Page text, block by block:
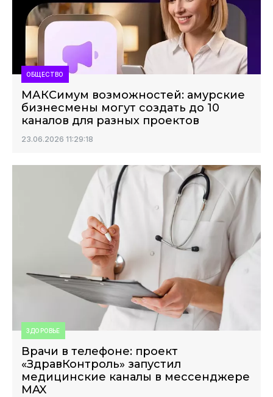
ОБЩЕСТВО
МАКСимум возможностей: амурские
бизнесмены могут создать до 10
каналов для разных проектов
23.06.2026 11:29:18
ЗДОРОВЬЕ
Врачи в телефоне: проект
«ЗдравКонтроль» запустил
медицинские каналы в мессенджере
MAX